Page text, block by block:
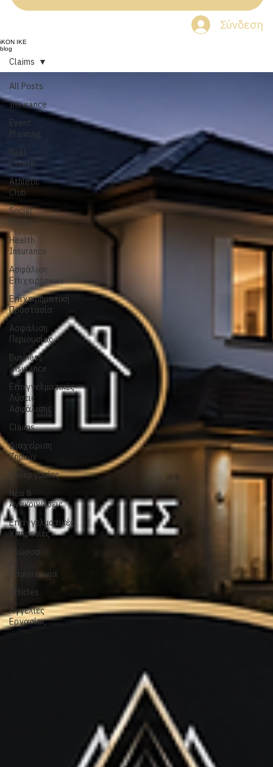
iKON IKE
blog
All Posts
Event
Planning
Real
Estate
Athletic
Club
Social
Media
Health
Insurance
Ασφάλιση
Επιχειρήσεων
Επιχειρηματική
Προστασία
Ασφάλιση
Περιουσίας
Business
Insurance
Επαγγελματικές
Ασφάλισης
Claims
Ζημιών
Συνεργασίες
Νέα &
Ανακοινώσεις
Υπηρεσίες
Γλώσσα
Επικοινωνία
Claims